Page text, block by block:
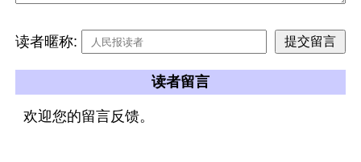
读者暱称:
读者留言
欢迎您的留言反馈。